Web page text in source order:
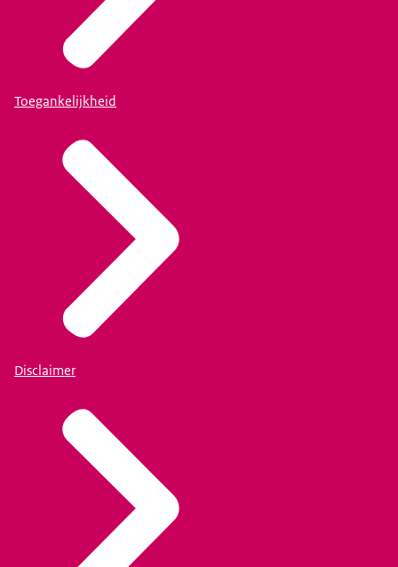
Toegankelijkheid
Disclaimer